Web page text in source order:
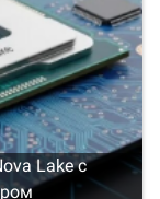
Lake с